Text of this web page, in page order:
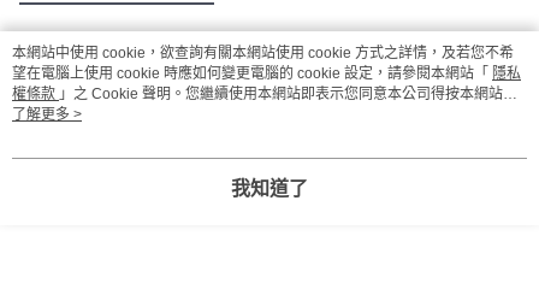
熱門標籤
本網站中使用 cookie，欲查詢有關本網站使用 cookie 方式之詳情，及若您不希
望在電腦上使用 cookie 時應如何變更電腦的 cookie 設定，請參閱本網站「 隱私
權條款 」之 Cookie 聲明。您繼續使用本網站即表示您同意本公司得按本網站使
用條款之 Cookie 聲明使用 cookie。
了解更多 >
我知道了